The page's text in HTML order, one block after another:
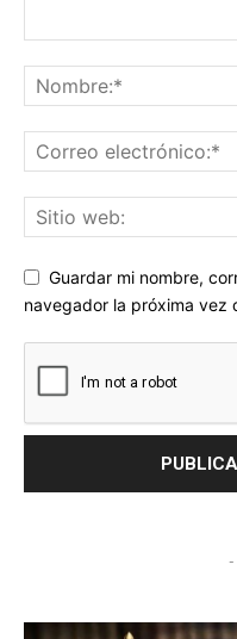
Guardar mi nombre,
navegador la próxima vez
-